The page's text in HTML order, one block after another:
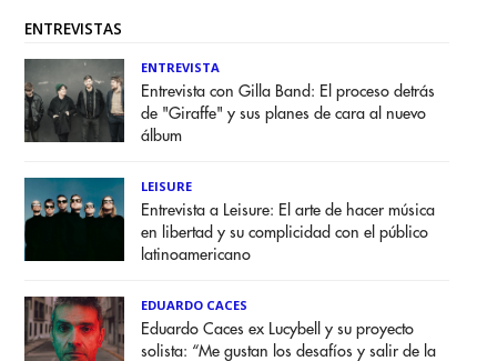
ENTREVISTAS
ENTREVISTA
Entrevista con Gilla Band: El proceso detrás
de "Giraffe" y sus planes de cara al nuevo
álbum
LEISURE
Entrevista a Leisure: El arte de hacer música
en libertad y su complicidad con el público
latinoamericano
EDUARDO CACES
Eduardo Caces ex Lucybell y su proyecto
solista: “Me gustan los desafíos y salir de la